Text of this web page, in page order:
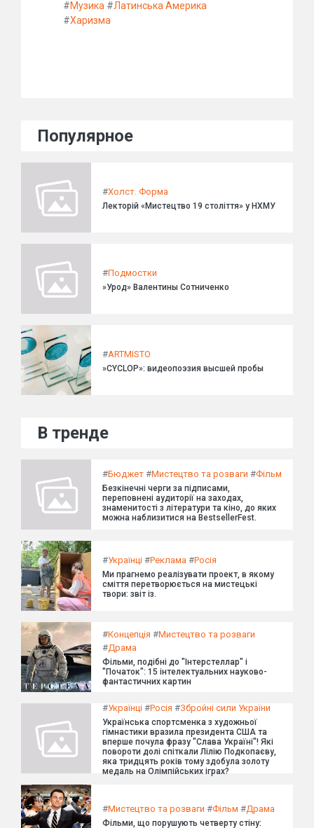
#Музика #Латинська Америка
#Харизма
Популярное
#Холст. Форма
Лекторій «Мистецтво 19 століття» у НХМУ
#Подмостки
»Урод» Валентины Сотниченко
#ARTMISTO
»CYCLOP»: видеопоэзия высшей пробы
В тренде
#Бюджет #Мистецтво та розваги #Фільм
Безкінечні черги за підписами,
переповнені аудиторії на заходах,
знаменитості з літератури та кіно, до яких
можна наблизитися на BestsellerFest.
#Українці #Реклама #Росія
Ми прагнемо реалізувати проект, в якому
сміття перетворюється на мистецькі
твори: звіт із.
#Концепція #Мистецтво та розваги
#Драма
Фільми, подібні до "Інтерстеллар" і
"Початок": 15 інтелектуальних науково-
фантастичних картин
#Українці #Росія #Збройні сили України
Українська спортсменка з художньої
гімнастики вразила президента США та
вперше почула фразу "Слава Україні"! Які
повороти долі спіткали Лілію Подкопаєву,
яка тридцять років тому здобула золоту
медаль на Олімпійських іграх?
#Мистецтво та розваги #Фільм #Драма
Фільми, що порушують четверту стіну: